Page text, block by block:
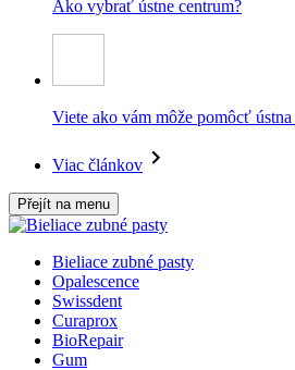
Ako vybrať ústne centrum?
Viete ako vám môže pomôcť ústna
Viac článkov
Přejít na menu
Bieliace zubné pasty
Opalescence
Swissdent
Curaprox
BioRepair
Gum